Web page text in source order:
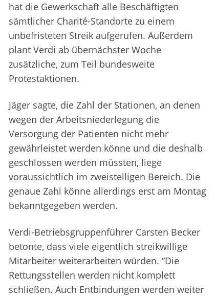
hat die Gewerkschaft alle Beschäftigten
sämtlicher Charité-Standorte zu einem
unbefristeten Streik aufgerufen. Außerdem
plant Verdi ab übernächster Woche
zusätzliche, zum Teil bundesweite
Protestaktionen.
Jäger sagte, die Zahl der Stationen, an denen
wegen der Arbeitsniederlegung die
Versorgung der Patienten nicht mehr
gewährleistet werden könne und die deshalb
geschlossen werden müssten, liege
voraussichtlich im zweistelligen Bereich. Die
genaue Zahl könne allerdings erst am Montag
bekanntgegeben werden.
Verdi-Betriebsgruppenführer Carsten Becker
betonte, dass viele eigentlich streikwillige
Mitarbeiter weiterarbeiten würden. “Die
Rettungsstellen werden nicht komplett
schließen. Auch Entbindungen werden weiter